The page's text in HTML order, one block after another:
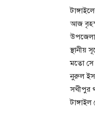
আজ
স্থানীয়
মতো সে
নুরুল
সখীপুর